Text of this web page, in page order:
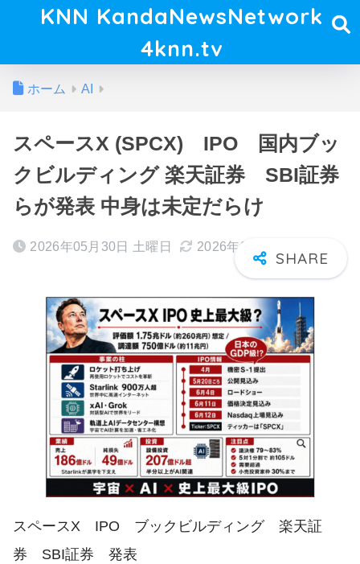
KNN KandaNewsNetwork
4knn.tv
ホーム AI
スペースX (SPCX) IPO 国内ブッ
クビルディング 楽天証券 SBI証券
らが発表 中身は未定だらけ
2026年05月30日 土曜日 2026年06月04日 木曜日
スペースX IPO ブックビルディング 楽天証
券 SBI証券 発表